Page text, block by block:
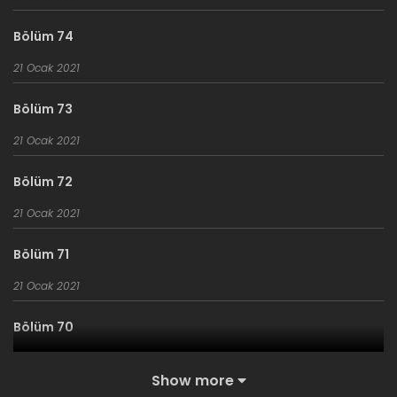
Bölüm 74
21 Ocak 2021
Bölüm 73
21 Ocak 2021
Bölüm 72
21 Ocak 2021
Bölüm 71
21 Ocak 2021
Bölüm 70
Show more